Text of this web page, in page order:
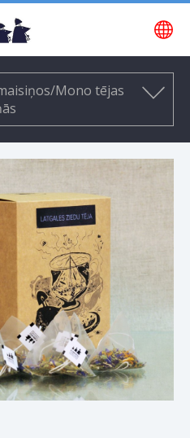
Mono tējas